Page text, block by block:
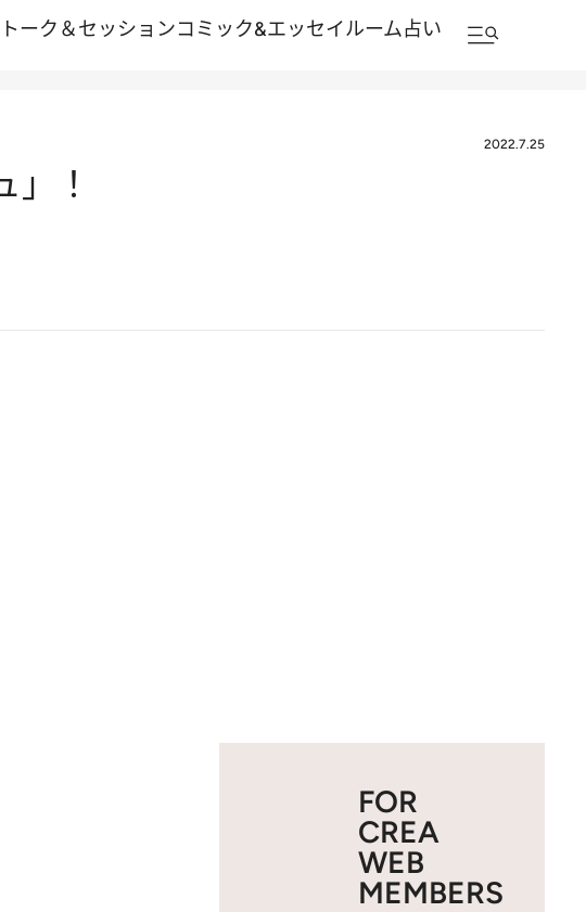
トーク＆セッションコミック&エッセイルーム占い
2022.7.25
！
FOR
CREA
WEB
MEMBERS